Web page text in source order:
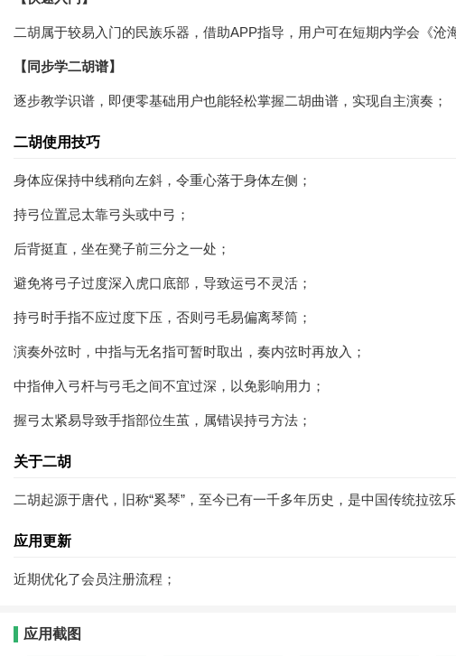
二胡属于较易入门的民族乐器，借助APP指导，用户可在短期内学会《沧
【同步学二胡谱】
逐步教学识谱，即便零基础用户也能轻松掌握二胡曲谱，实现自主演奏；
二胡使用技巧
身体应保持中线稍向左斜，令重心落于身体左侧；
持弓位置忌太靠弓头或中弓；
后背挺直，坐在凳子前三分之一处；
避免将弓子过度深入虎口底部，导致运弓不灵活；
持弓时手指不应过度下压，否则弓毛易偏离琴筒；
演奏外弦时，中指与无名指可暂时取出，奏内弦时再放入；
中指伸入弓杆与弓毛之间不宜过深，以免影响用力；
握弓太紧易导致手指部位生茧，属错误持弓方法；
关于二胡
二胡起源于唐代，旧称“奚琴”，至今已有一千多年历史，是中国传统拉弦
应用更新
近期优化了会员注册流程；
应用截图